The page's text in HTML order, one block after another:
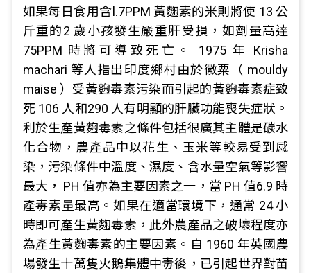
如果每日食用含l.7PPM 黃麴素的米則將使 13 公
斤重的2 歲小孩發生嚴重肝受損，如劑量高達
75PPM 時將可導致死亡。 1975 年 Krisha
machari 等人指出印度鄉村由於徽粟（ mouldy
maise ）受黃麴毒素污染而引起的黃麴毒素症致
死 106 人和290 人有明顯的肝臟功能喪失症狀。
利於生產黃麴毒素之條件包括很廣其主體是碳水
化合物，農產品中以花生、玉米等較易受到感
染，污染條件中溫度、濕度、含水量空氣等影響
最大， PH 值亦為主要因素之一，當 PH 值6.9 時
產毒素量最高。如果在適當環境下，通常 24 小
時即可產生黃麴毒素，此外農產品之破壞程度亦
為產生黃麴毒素的主要因素。自 1960 年英國農
場發生十萬隻火鵝集體中毒後，已引起世界對苗